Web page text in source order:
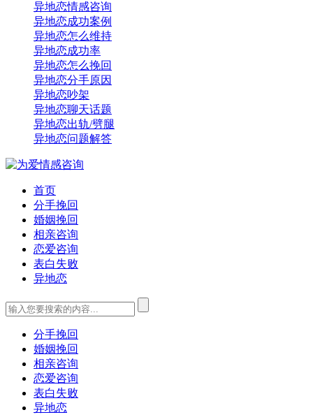
异地恋情感咨询
异地恋成功案例
异地恋怎么维持
异地恋成功率
异地恋怎么挽回
异地恋分手原因
异地恋吵架
异地恋聊天话题
异地恋出轨/劈腿
异地恋问题解答
首页
分手挽回
婚姻挽回
相亲咨询
恋爱咨询
表白失败
异地恋
分手挽回
婚姻挽回
相亲咨询
恋爱咨询
表白失败
异地恋